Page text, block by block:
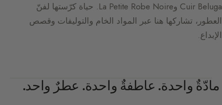
Cuir Beluga وLa Petite Robe Noire. حياة كرّستها لفنّ
العطور، تشاركها هنا عبر المواد الخام والتوليفات وقصص
الإبداع.
مادّةٌ واحدة. عاطفةٌ واحدة. عطرٌ واحد.